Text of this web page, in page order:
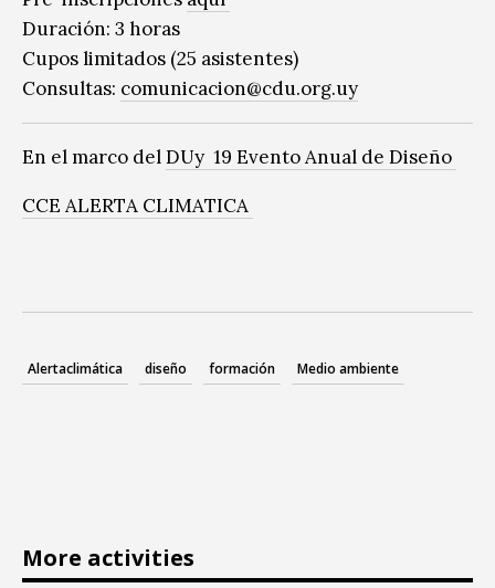
Duración: 3 horas
Cupos limitados (25 asistentes)
Consultas: comunicacion@cdu.org.uy
En el marco delDUy 19 Evento Anual de Diseño
CCE ALERTA CLIMATICA
Alertaclimática diseño formación Medio ambiente
More activities